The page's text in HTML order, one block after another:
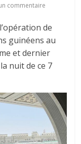
commentaire
de
guinéens au
et dernier
nuit de ce 7